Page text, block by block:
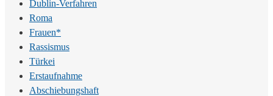
Dublin-Verfahren
Roma
Frauen*
Rassismus
Türkei
Erstaufnahme
Abschiebungshaft